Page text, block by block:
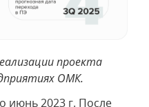
проекта
ОМК.
июнь 2023 г. После